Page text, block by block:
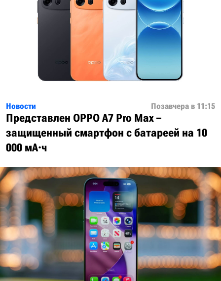
Новости Позавчера в 11:15
Представлен OPPO A7 Pro Max –
защищенный смартфон с батареей на 10
000 мА·ч